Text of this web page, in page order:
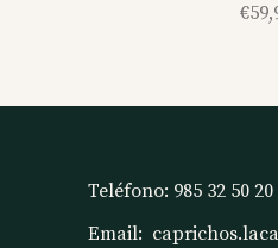
€
Teléfono: 985 32 50 20
Email: